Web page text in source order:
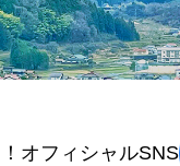
オフィシャルSNS